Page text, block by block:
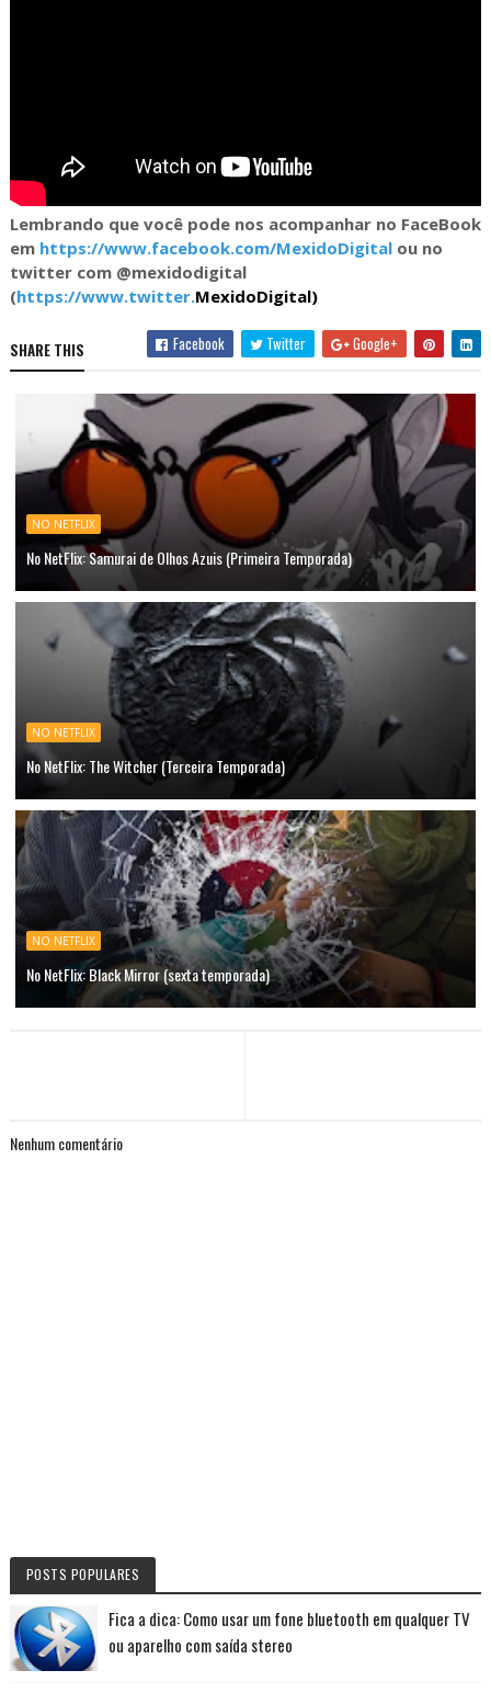
Lembrando que você pode nos acompanhar no FaceBook
em https://www.facebook.com/MexidoDigitalou no
twitter com @mexidodigital
(https://www.twitter.MexidoDigital)
SHARE THIS Facebook Twitter Google+
NO NETFLIX
No NetFlix: Samurai de Olhos Azuis (Primeira Temporada)
NO NETFLIX
No NetFlix: The Witcher (Terceira Temporada)
NO NETFLIX
No NetFlix: Black Mirror (sexta temporada)
Nenhum comentário
POSTS POPULARES
Fica a dica: Como usar um fone bluetooth em qualquer TV
ou aparelho com saída stereo